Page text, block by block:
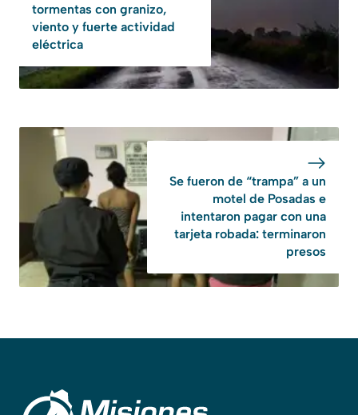
tormentas con granizo,
viento y fuerte actividad
eléctrica
Se fueron de “trampa” a un
motel de Posadas e
intentaron pagar con una
tarjeta robada: terminaron
presos